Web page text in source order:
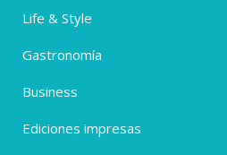
Life & Style
Gastronomía
Business
Ediciones impresas